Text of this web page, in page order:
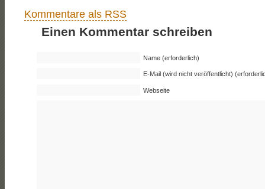
Kommentare als RSS
Einen Kommentar schreiben
Name (erforderlich)
E-Mail (wird nicht veröffentlicht)
Webseite